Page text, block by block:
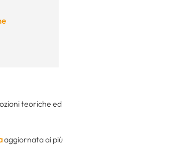
teoriche ed
aggiornata ai più